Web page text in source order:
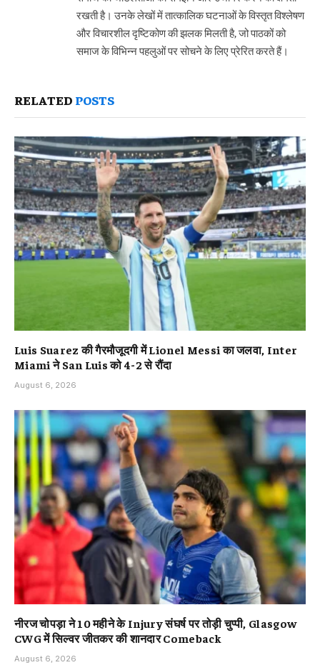
रखती है। उनके लेखों में तात्कालिक घटनाओं के विस्तृत विश्लेषण
और विचारशील दृष्टिकोण की झलक मिलती है, जो पाठकों को
समाज के विभिन्न पहलुओं पर सोचने के लिए प्रेरित करते हैं।
RELATED POSTS
Luis Suarez की गैरमौजूदगी में Lionel Messi का जलवा, Inter
Miami ने San Luis को 4-2 से रौंदा
August 6, 2026
नीरज चोपड़ा ने 10 महीने के Injury संघर्ष पर तोड़ी चुप्पी, Glasgow
CWG में सिल्वर जीतकर की शानदार Comeback
August 6, 2026